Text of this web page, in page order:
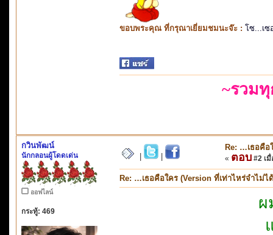
ขอบพระคุณ ที่กรุณาเยี่ยมชมนะจ๊ะ : โซ...เซ
~รวม
กวินพัฒน์
นักกลอนผู้โดดเด่น
ออฟไลน์
กระทู้: 469
Re: …เธอคือ
« ตอบ #2 เมื่
Re: …เธอคือใคร (Version ที่เท่าไหร่จำไม่
ผ